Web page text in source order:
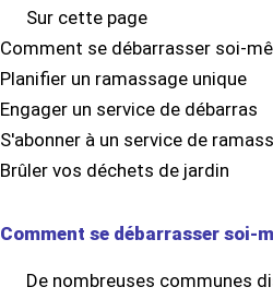
Sur cette page
Comment se débarrasser soi-
Planifier un ramassage unique
Engager un service de débarras
S'abonner à un service de
Brûler vos déchets de jardin
Comment se débarrasser soi-
De nombreuses communes